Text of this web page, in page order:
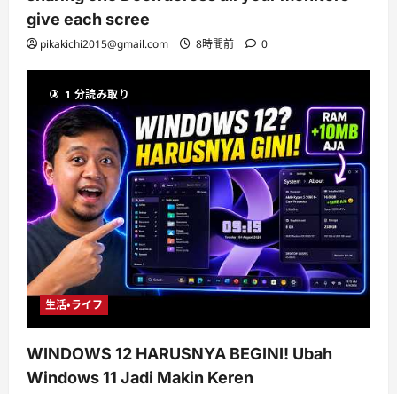
give each scree
pikakichi2015@gmail.com 8時間前 0
1 分読み取り
生活・ライフ
WINDOWS 12 HARUSNYA BEGINI! Ubah
Windows 11 Jadi Makin Keren